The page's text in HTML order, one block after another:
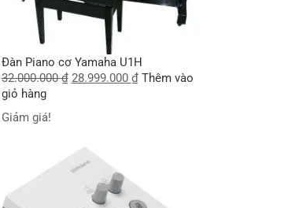
Đàn Piano cơ Yamaha U1H
32.000.000₫ 28.999.000 ₫ Thêm vào
giỏ hàng
Giảm giá!